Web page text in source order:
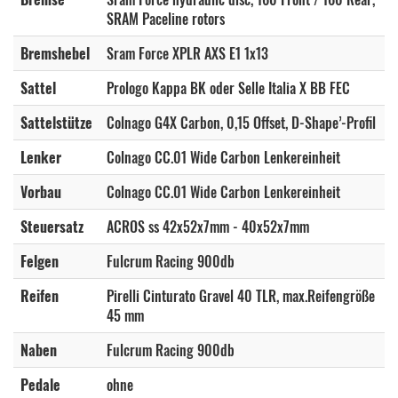
48 MTYL Fulcrum Racing 900db Nicht lieferbar 5.699,00€*
48 MTYL Fulcrum Wind 42 oder 57+700,00€* Nicht lieferbar 6.399,00€*
48 MTYL Scope S4A Carbon+600,00€* Nicht lieferbar 6.299,00€*
48 MTYL Vision SC 45 Carbon Disc+700,00€* Nicht lieferbar 6.399,00€*
48 PIGR Fulcrum Racing 900db Nicht lieferbar 5.699,00€*
48 PIGR Scope S4A Carbon Nicht lieferbar 6.299,00€*
48 PIGR Vision SC 45 Carbon Disc
52 ICBL Fulcrum Racing 900db
SRAM Paceline rotors
Bremshebel
Sram Force XPLR AXS E1 1x13
Sattel
Prologo Kappa BK oder Selle Italia X BB FEC
Sattelstütze
Colnago G4X Carbon, 0,15 Offset, D-Shape’-Profil
Lenker
Colnago CC.01 Wide Carbon Lenkereinheit
Vorbau
Colnago CC.01 Wide Carbon Lenkereinheit
Steuersatz
ACROS ss 42x52x7mm - 40x52x7mm
Felgen
Fulcrum Racing 900db
Reifen
Pirelli Cinturato Gravel 40 TLR, max.Reifengröße
45 mm
Naben
Fulcrum Racing 900db
Pedale
ohne